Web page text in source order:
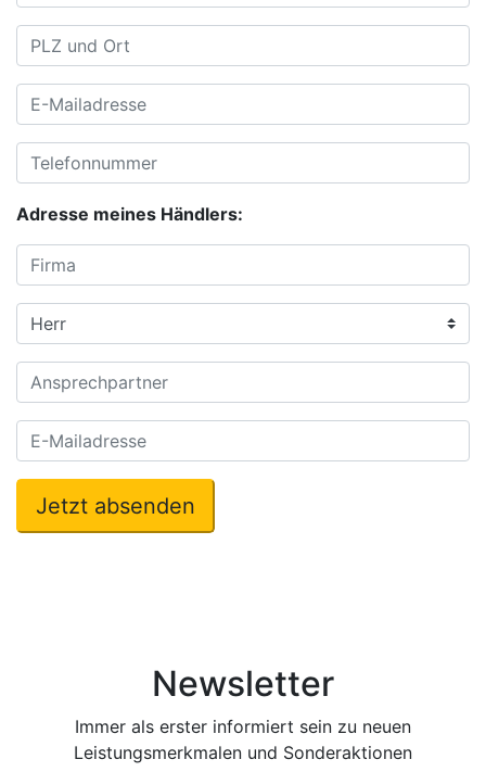
Adresse meines Händlers:
Jetzt absenden
Newsletter
Immer als erster informiert sein zu neuen
Leistungsmerkmalen und Sonderaktionen